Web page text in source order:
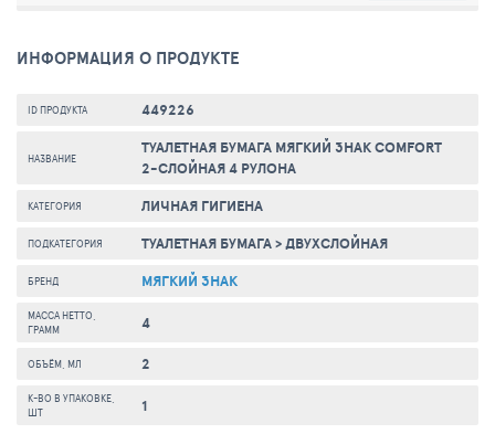
ИНФОРМАЦИЯ О ПРОДУКТЕ
ID ПРОДУКТА 449226
НАЗВАНИЕ
ТУАЛЕТНАЯ БУМАГА МЯГКИЙ ЗНАК COMFORT
2-СЛОЙНАЯ 4 РУЛОНА
КАТЕГОРИЯ ЛИЧНАЯ ГИГИЕНА
ПОДКАТЕГОРИЯ ТУАЛЕТНАЯ БУМАГА>ДВУХСЛОЙНАЯ
БРЕНД МЯГКИЙ ЗНАК
МАССА НЕТТО,
ГРАММ
4
ОБЪЁМ, МЛ 2
К-ВО В УПАКОВКЕ,
ШТ
1